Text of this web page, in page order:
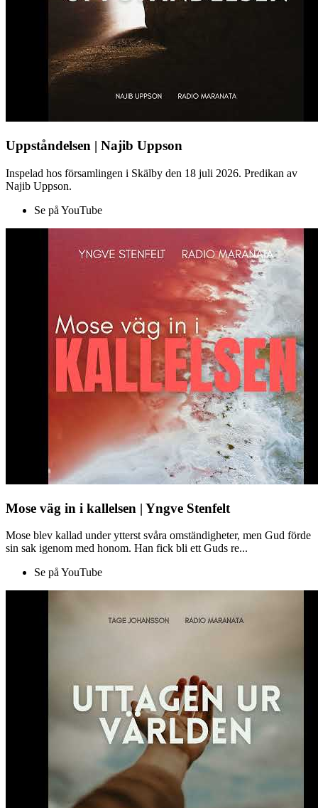
Uppståndelsen | Najib Uppson
Inspelad hos församlingen i Skälby den 18 juli 2026. Predikan av
Najib Uppson.
Se på YouTube
Mose väg in i kallelsen | Yngve Stenfelt
Mose blev kallad under ytterst svåra omständigheter, men Gud förde
sin sak igenom med honom. Han fick bli ett Guds re...
Se på YouTube